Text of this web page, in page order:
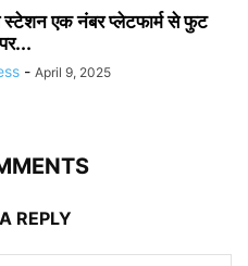
स्टेशन एक नंबर प्लेटफार्म से फुट
- April 9, 2025
REPLY